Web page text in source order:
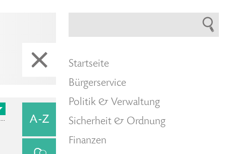
Startseite
Bürgerservice
Politik & Verwaltung
Sicherheit & Ordnung
Finanzen